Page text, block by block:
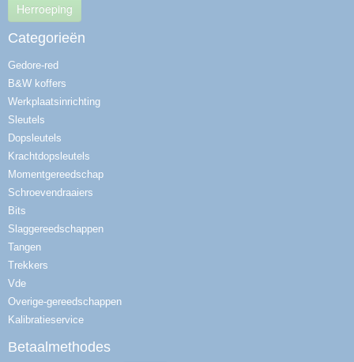
Herroeping
Categorieën
Gedore-red
B&W koffers
Werkplaatsinrichting
Sleutels
Dopsleutels
Krachtdopsleutels
Momentgereedschap
Schroevendraaiers
Bits
Slaggereedschappen
Tangen
Trekkers
Vde
Overige-gereedschappen
Kalibratieservice
Betaalmethodes